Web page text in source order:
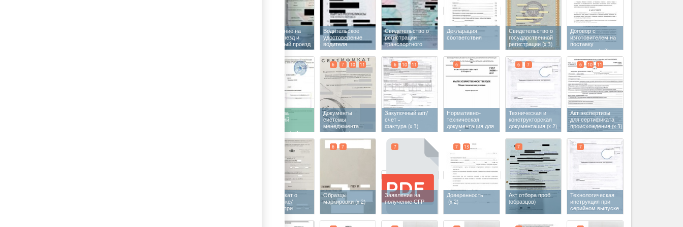
Разрешение на
въезд, выезд и
транзитный проезд
по территории
Кыргызской
Республики
Водительское
удостоверение
водителя
Свидетельство о
регистрации
транспортного
средства
Декларация
соответствия
Свидетельство о
государственной
регистрации(x 3)
Договор с
изготовителем на
поставку
продукции(x 2)
Протокола
испытаний
образцов
продукции(x 2)
Документы
системы
менеджмента
качества /
Производственный
контроль при
серийном
6 7 10 11
Закупочный акт/
счет -
фактура (x 3)
6 10 11
Нормативно-
техническая
документация для
хозяйственного
6
Техническая и
конструкторская
документация (x 2)
6 7
Акт экспертизы
для сертификата
происхождения(x 3)
6 10 11
Сертификат о
калибровке/
поверка при
серийном выпуске
Образцы
маркировки(x 2)
6 7
Заявление на
получение СГР
7
Доверенность
(x 2)
7 13
Акт отбора проб
(образцов)
7
Технологическая
инструкция при
серийном выпуске
7